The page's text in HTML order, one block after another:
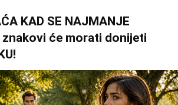
KAD SE NAJMANJE
znakovi će morati donijeti